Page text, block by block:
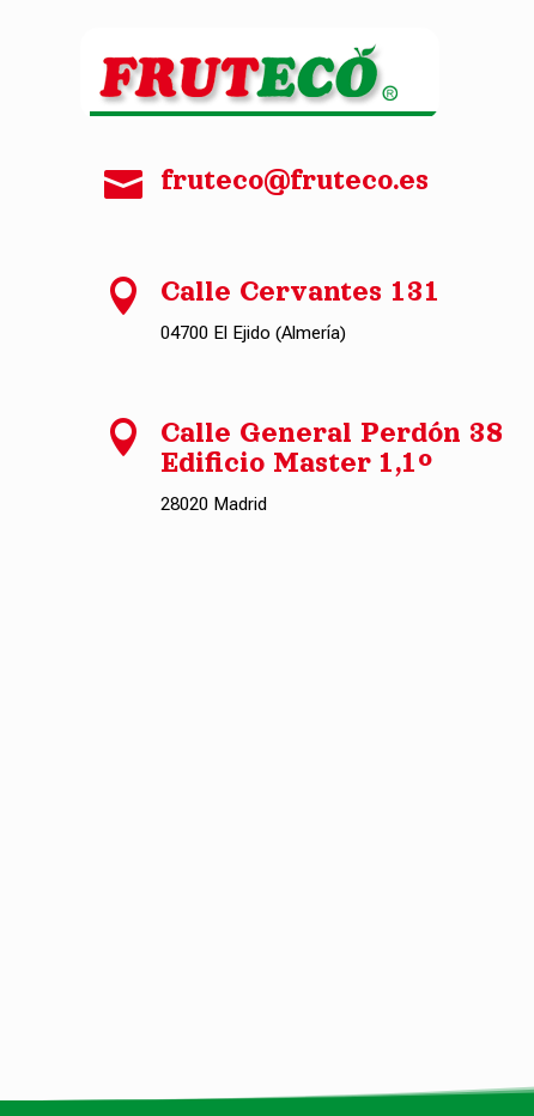
 fruteco@fruteco.es
 Calle Cervantes 131
04700 El Ejido (Almería)

Calle General Perdón 38
Edificio Master 1,1º
28020 Madrid